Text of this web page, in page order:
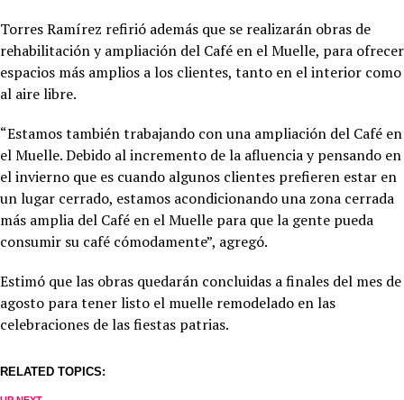
Torres Ramírez refirió además que se realizarán obras de
rehabilitación y ampliación del Café en el Muelle, para ofrecer
espacios más amplios a los clientes, tanto en el interior como
al aire libre.
“Estamos también trabajando con una ampliación del Café en
el Muelle. Debido al incremento de la afluencia y pensando en
el invierno que es cuando algunos clientes prefieren estar en
un lugar cerrado, estamos acondicionando una zona cerrada
más amplia del Café en el Muelle para que la gente pueda
consumir su café cómodamente”, agregó.
Estimó que las obras quedarán concluidas a finales del mes de
agosto para tener listo el muelle remodelado en las
celebraciones de las fiestas patrias.
RELATED TOPICS: